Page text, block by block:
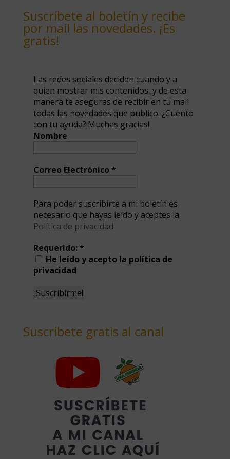
Suscríbete al boletín y recibe
por mail las novedades. ¡Es
gratis!
Las redes sociales deciden cuando y a
quien mostrar mis contenidos, y de esta
manera te aseguras de recibir en tu mail
todas las novedades que publico. ¿Cuento
con tu ayuda?¡Muchas gracias!
Nombre
Correo Electrónico*
Para poder suscribirte a mi boletín es
necesario que hayas leído y aceptes la
Política de privacidad
Requerido:*
He leído y acepto la política de
privacidad
Suscríbete gratis al canal